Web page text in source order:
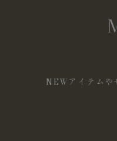
NEWアイテムや